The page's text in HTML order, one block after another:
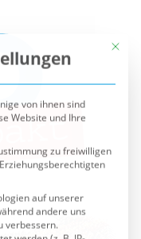
von ihnen sind
zu freiwilligen
auf unserer
verbessern.
werden (z. B. IP-
und Inhalte oder